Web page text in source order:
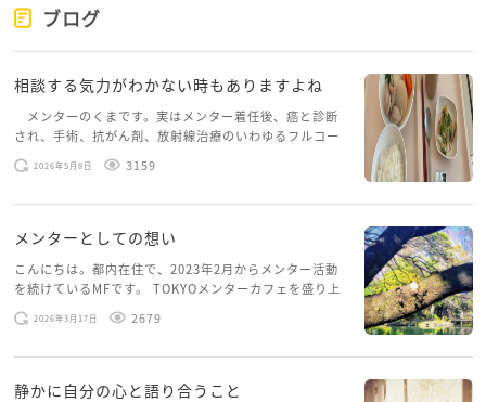
ブログ
相談する気力がわかない時もありますよね
メンターのくまです。実はメンター着任後、癌と診断
され、手術、抗がん剤、放射線治療のいわゆるフルコー
スを体験していて、しばらくメンターカフェに来られて
いませんでした。体力だけでなく、気力も落ちパソコン
2026年5月8日 3159
メンターとしての想い
こんにちは。都内在住で、2023年2月からメンター活動
を続けているMFです。 TOKYOメンターカフェを盛り上
げたいという想いから、勇気を出して初めてブログを投
稿してみようと思います。少し自分のことを書いてみま
2026年3月17日 2679
静かに自分の心と語り合うこと